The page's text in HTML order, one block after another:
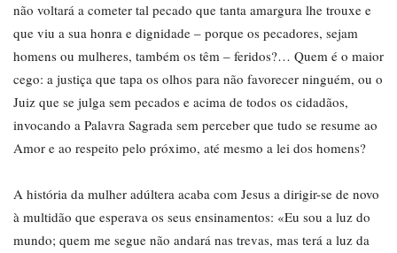
não voltará a cometer tal pecado que tanta amargura lhe trouxe e
que viu a sua honra e dignidade – porque os pecadores, sejam
homens ou mulheres, também os têm – feridos?… Quem é o maior
cego: a justiça que tapa os olhos para não favorecer ninguém, ou o
Juiz que se julga sem pecados e acima de todos os cidadãos,
invocando a Palavra Sagrada sem perceber que tudo se resume ao
Amor e ao respeito pelo próximo, até mesmo a lei dos homens?
A história da mulher adúltera acaba com Jesus a dirigir-se de novo
à multidão que esperava os seus ensinamentos: «Eu sou a luz do
mundo; quem me segue não andará nas trevas, mas terá a luz da